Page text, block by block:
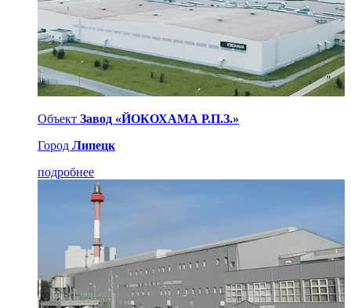
Объект Завод «ЙОКОХАМА Р.П.З.»
Город Липецк
подробнее